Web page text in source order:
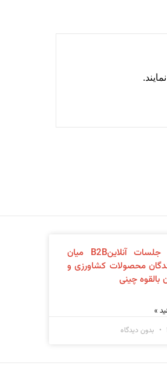
برگزاری جلسات آنلاینB2B میان
محصولات کشاورزی و
بالقوه چینی
»
بدون دیدگاه